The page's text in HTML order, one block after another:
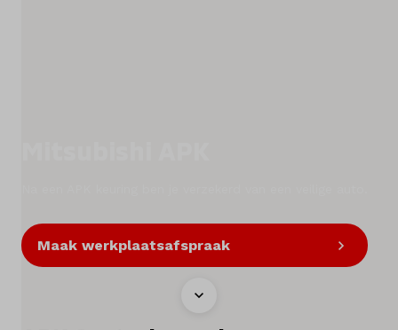
Maak werkplaatsafspraak